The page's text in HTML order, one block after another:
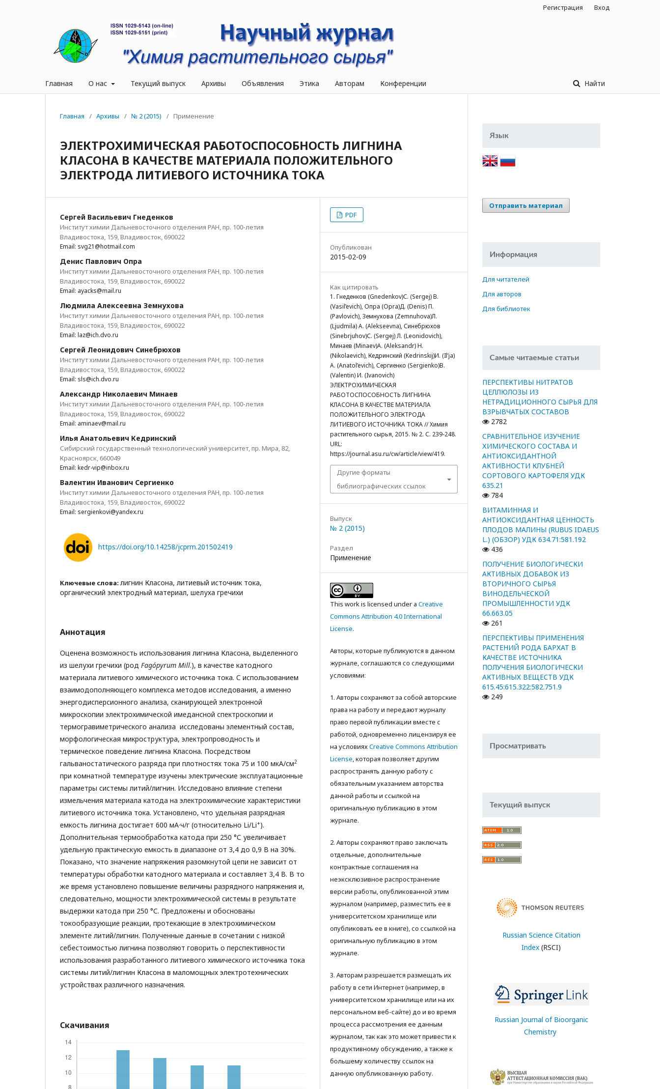
Главная О нас Текущий выпуск Архивы Объявления Этика Авторам Конференции Найти
Регистрация Вход
Главная / Архивы / № 2 (2015) / Применение
ЭЛЕКТРОХИМИЧЕСКАЯ РАБОТОСПОСОБНОСТЬ ЛИГНИНА
КЛАСОНА В КАЧЕСТВЕ МАТЕРИАЛА ПОЛОЖИТЕЛЬНОГО
ЭЛЕКТРОДА ЛИТИЕВОГО ИСТОЧНИКА ТОКА
Сергей Васильевич Гнеденков
Институт химии Дальневосточного отделения РАН, пр. 100-летия
Владивостока, 159, Владивосток, 690022
Email: svg21@hotmail.com
Денис Павлович Опра
Институт химии Дальневосточного отделения РАН, пр. 100-летия
Владивостока, 159, Владивосток, 690022
Email: ayacks@mail.ru
Людмила Алексеевна Земнухова
Институт химии Дальневосточного отделения РАН, пр. 100-летия
Владивостока, 159, Владивосток, 690022
Email: laz@ich.dvo.ru
Сергей Леонидович Синебрюхов
Институт химии Дальневосточного отделения РАН, пр. 100-летия
Владивостока, 159, Владивосток, 690022
Email: sls@ich.dvo.ru
Александр Николаевич Минаев
Институт химии Дальневосточного отделения РАН, пр. 100-летия
Владивостока, 159, Владивосток, 690022
Email: aminaev@mail.ru
Илья Анатольевич Кедринский
Сибирский государственный технологический университет, пр. Мира, 82,
Красноярск, 660049
Email: kedr-vip@inbox.ru
Валентин Иванович Сергиенко
Институт химии Дальневосточного отделения РАН, пр. 100-летия
Владивостока, 159, Владивосток, 690022
Email: sergienkovi@yandex.ru
https://doi.org/10.14258/jcprm.201502419
Ключевые слова: лигнин Класона, литиевый источник тока,
органический электродный материал, шелуха гречихи
Аннотация
Оценена возможность использования лигнина Класона, выделенного
из шелухи гречихи (род Fagópyrum Mill.), в качестве катодного
материала литиевого химического источника тока. С использованием
взаимодополняющего комплекса методов исследования, а именно
энергодисперсионного анализа, сканирующей электронной
микроскопии электрохимической имедансной спектроскопии и
термогравиметрического анализа исследованы элементный состав,
морфологическая микроструктура, электропроводность и
термическое поведение лигнина Класона. Посредством
гальваностатического разряда при плотностях тока 75 и 100 мкА/см2
при комнатной температуре изучены электрические эксплуатационные
параметры системы литий/лигнин. Исследовано влияние степени
измельчения материала катода на электрохимические характеристики
литиевого источника тока. Установлено, что удельная разрядная
емкость лигнина достигает 600 мА·ч/г (относительно Li/Li+).
Дополнительная термообработка катода при 250 °С увеличивает
удельную практическую емкость в диапазоне от 3,4 до 0,9 В на 30%.
Показано, что значение напряжения разомкнутой цепи не зависит от
температуры обработки катодного материала и составляет 3,4 В. В то
же время установлено повышение величины разрядного напряжения и,
следовательно, мощности электрохимической системы в результате
выдержки катода при 250 °С. Предложены и обоснованы
токообразующие реакции, протекающие в электрохимическом
элементе литий/лигнин. Полученные данные в сочетании с низкой
себестоимостью лигнина позволяют говорить о перспективности
использования разработанного литиевого химического источника тока
системы литий/лигнин Класона в маломощных электротехнических
устройствах различного назначения.
Скачивания
PDF
Опубликован
2015-02-09
Как цитировать
1. Гнеденков (Gnedenkov)С. (Sergej) В.
(Vasil’evich), Опра (Opra)Д. (Denis) П.
(Pavlovich), Земнухова (Zemnuhova)Л.
(Ljudmila) А. (Alekseevna), Синебрюхов
(Sinebrjuhov)С. (Sergej) Л. (Leonidovich),
Минаев (Minaev)А. (Aleksandr) Н.
(Nikolaevich), Кедринский (Kedrinskij)И. (Il’ja)
А. (Anatol’evich), Сергиенко (Sergienko)В.
(Valentin) И. (Ivanovich)
ЭЛЕКТРОХИМИЧЕСКАЯ
РАБОТОСПОСОБНОСТЬ ЛИГНИНА
КЛАСОНА В КАЧЕСТВЕ МАТЕРИАЛА
ПОЛОЖИТЕЛЬНОГО ЭЛЕКТРОДА
ЛИТИЕВОГО ИСТОЧНИКА ТОКА // Химия
растительного сырья, 2015. № 2. С. 239-248.
URL:
https://journal.asu.ru/cw/article/view/419.
Другие форматы
библиографических ссылок
Выпуск
№ 2 (2015)
Раздел
Применение
This work is licensed under a Creative
Commons Attribution 4.0 International
License.
Авторы, которые публикуются в данном
журнале, соглашаются со следующими
условиями:
1. Авторы сохраняют за собой авторские
права на работу и передают журналу
право первой публикации вместе с
работой, одновременно лицензируя ее
на условияхCreative Commons Attribution
License, которая позволяет другим
распространять данную работу с
обязательным указанием авторства
данной работы и ссылкой на
оригинальную публикацию в этом
журнале.
2. Авторы сохраняют право заключать
отдельные, дополнительные
контрактные соглашения на
неэксклюзивное распространение
версии работы, опубликованной этим
журналом (например, разместить ее в
университетском хранилище или
опубликовать ее в книге), со ссылкой на
оригинальную публикацию в этом
журнале.
3. Авторам разрешается размещать их
работу в сети Интернет (например, в
университетском хранилище или на их
персональном веб-сайте) до и во время
процесса рассмотрения ее данным
журналом, так как это может привести к
продуктивному обсуждению, а также к
большему количеству ссылок на
данную опубликованную работу.
Язык
Отправить материал
Информация
Для читателей
Для авторов
Для библиотек
Самые читаемые статьи
ПЕРСПЕКТИВЫ НИТРАТОВ
ЦЕЛЛЮЛОЗЫ ИЗ
НЕТРАДИЦИОННОГО СЫРЬЯ ДЛЯ
ВЗРЫВЧАТЫХ СОСТАВОВ
2782
СРАВНИТЕЛЬНОЕ ИЗУЧЕНИЕ
ХИМИЧЕСКОГО СОСТАВА И
АНТИОКСИДАНТНОЙ
АКТИВНОСТИ КЛУБНЕЙ
СОРТОВОГО КАРТОФЕЛЯ УДК
635.21
784
ВИТАМИННАЯ И
АНТИОКСИДАНТНАЯ ЦЕННОСТЬ
ПЛОДОВ МАЛИНЫ (RUBUS IDAEUS
L.) (ОБЗОР) УДК 634.71:581.192
436
ПОЛУЧЕНИЕ БИОЛОГИЧЕСКИ
АКТИВНЫХ ДОБАВОК ИЗ
ВТОРИЧНОГО СЫРЬЯ
ВИНОДЕЛЬЧЕСКОЙ
ПРОМЫШЛЕННОСТИ УДК
66.663.05
261
ПЕРСПЕКТИВЫ ПРИМЕНЕНИЯ
РАСТЕНИЙ РОДА БАРХАТ В
КАЧЕСТВЕ ИСТОЧНИКА
ПОЛУЧЕНИЯ БИОЛОГИЧЕСКИ
АКТИВНЫХ ВЕЩЕСТВ УДК
615.45:615.322:582.751.9
249
Просматривать
Текущий выпуск
Russian Science Citation
Index (RSCI)
Russian Journal of Bioorganic
Chemistry